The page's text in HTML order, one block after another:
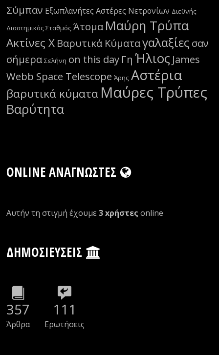
Σύμπαν Εξωπλανήτες Αστέρες Νετρονίων Διεθνής
Διαστημικός Σταθμός Άτομα Μαύρη Τρύπα
Ακτίνες Χ Βαρυτικά Κύματαγαλαξίες σαν
σήμερα Σελήνη on this day Γη Ήλιος James
Webb Space Telescope Άρης Αστέρια
βαρυτικά κύματα Μαύρες Τρύπες
Βαρύτητα
ONLINE ΑΝΑΓΝΏΣΤΕΣ
Αυτήν τη στιγμή έχουμε3 xρήστες οnline
ΔΗΜΟΣΙΕΎΣΕΙΣ
357
Άρθρα
111
Ερωτήσεις